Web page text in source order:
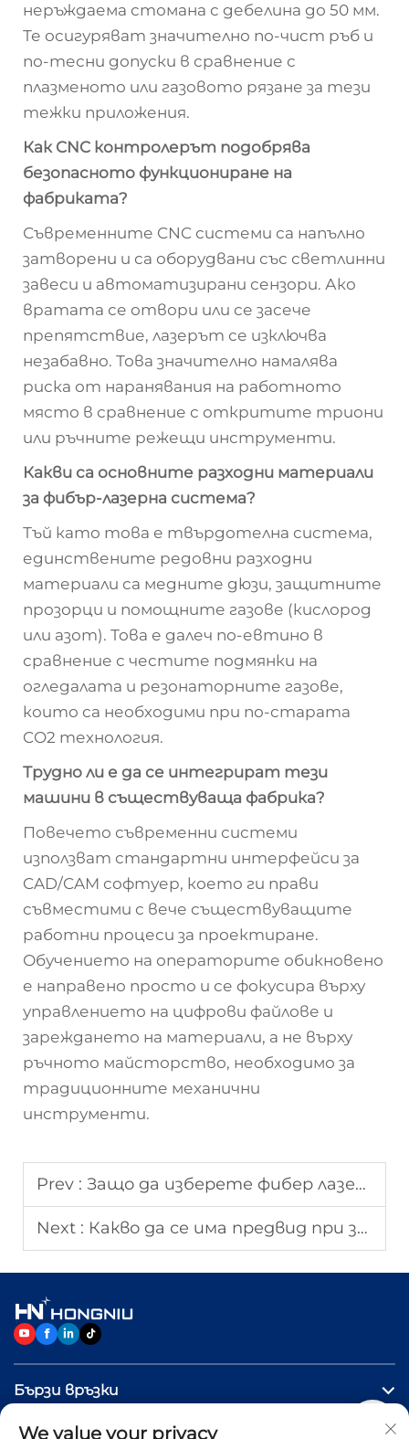
неръждаема стомана с дебелина до 50 мм.
Те осигуряват значително по-чист ръб и
по-тесни допуски в сравнение с
плазменото или газовото рязане за тези
тежки приложения.
Как CNC контролерът подобрява
безопасното функциониране на
фабриката?
Съвременните CNC системи са напълно
затворени и са оборудвани със светлинни
завеси и автоматизирани сензори. Ако
вратата се отвори или се засече
препятствие, лазерът се изключва
незабавно. Това значително намалява
риска от наранявания на работното
място в сравнение с откритите триони
или ръчните режещи инструменти.
Какви са основните разходни материали
за фибър-лазерна система?
Тъй като това е твърдотелна система,
единствените редовни разходни
материали са медните дюзи, защитните
прозорци и помощните газове (кислород
или азот). Това е далеч по-евтино в
сравнение с честите подмянки на
огледалата и резонаторните газове,
които са необходими при по-старата
CO2 технология.
Трудно ли е да се интегрират тези
машини в съществуваща фабрика?
Повечето съвременни системи
използват стандартни интерфейси за
CAD/CAM софтуер, което ги прави
съвместими с вече съществуващите
работни процеси за проектиране.
Обучението на операторите обикновено
е направено просто и се фокусира върху
управлението на цифрови файлове и
зареждането на материали, а не върху
ръчното майсторство, необходимо за
традиционните механични
инструменти.
Prev : Защо да изберете фибер лазерна режеща машина за рязане на метал?
Next : Какво да се има предвид при закупуване на лазерна режеща машина?
Бързи връзки
We value your privacy